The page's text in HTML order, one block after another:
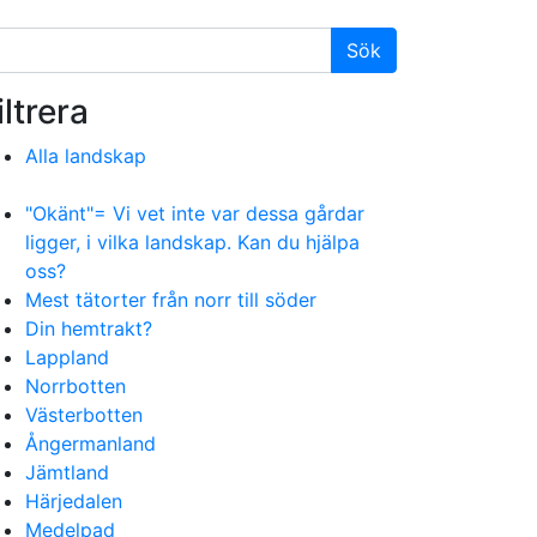
Alla landskap
"Okänt"= Vi vet inte var dessa gårdar
ligger, i vilka landskap. Kan du hjälpa
oss?
Mest tätorter från norr till söder
Din hemtrakt?
Lappland
Norrbotten
Västerbotten
Ångermanland
Jämtland
Härjedalen
Medelpad